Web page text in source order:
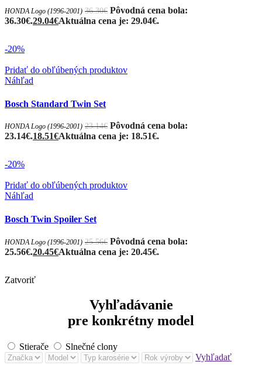
HONDA Logo (1996-2001) 36.30€ Pôvodná cena bola:
36.30€.29.04€Aktuálna cena je: 29.04€.
-20%
Pridať do obľúbených produktov
Náhľad
Bosch Standard Twin Set
HONDA Logo (1996-2001) 23.14€ Pôvodná cena bola:
23.14€.18.51€Aktuálna cena je: 18.51€.
-20%
Pridať do obľúbených produktov
Náhľad
Bosch Twin Spoiler Set
HONDA Logo (1996-2001) 25.56€ Pôvodná cena bola:
25.56€.20.45€Aktuálna cena je: 20.45€.
Zatvoriť
Vyhľadávanie
pre konkrétny model
Stierače
Slnečné clony
Vyhľadať